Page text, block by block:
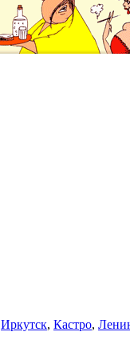
Иркутск, Кастро,